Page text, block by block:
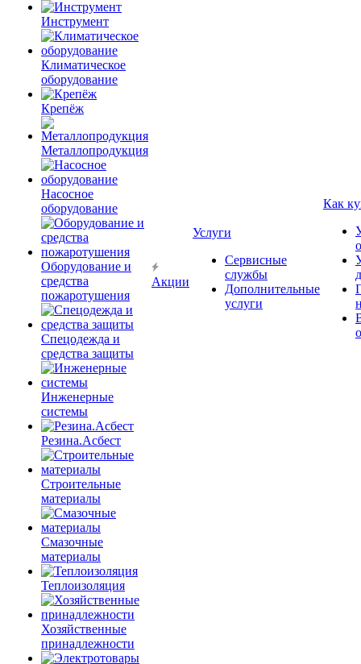
Инструмент
Климатическое
оборудование
Крепёж
Металлопродукция
Насосное
оборудование
Оборудование и
средства
пожаротушения
Спецодежда и
средства защиты
Инженерные
системы
Резина.Асбест
Строительные
материалы
Смазочные
материалы
Теплоизоляция
Хозяйственные
принадлежности
Акции
Услуги
Сервисные
службы
Дополнительные
услуги
Как